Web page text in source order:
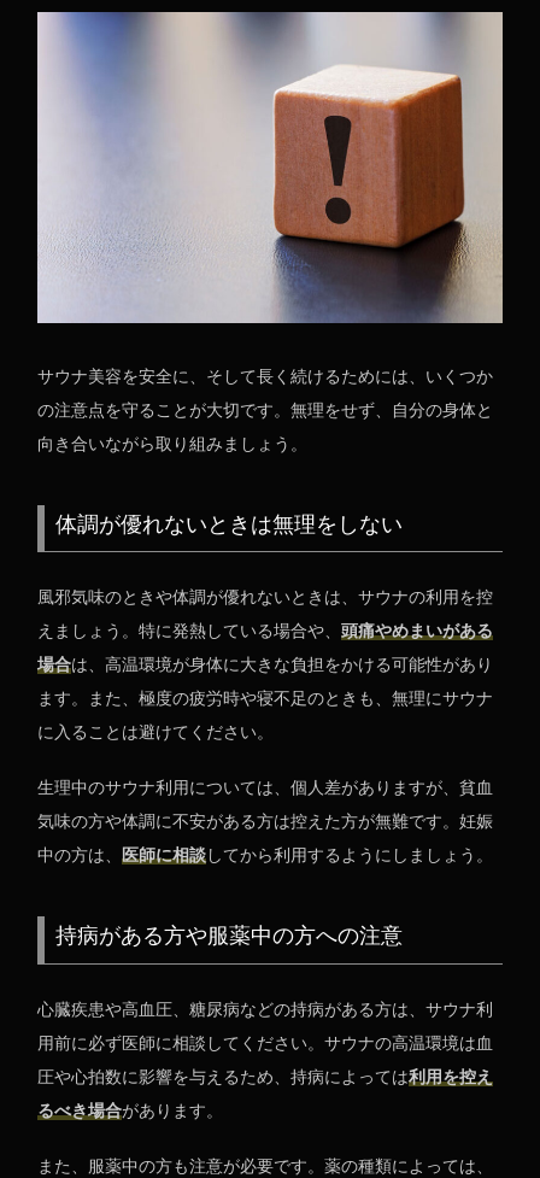
サウナ美容を安全に、そして長く続けるためには、いくつか
の注意点を守ることが大切です。無理をせず、自分の身体と
向き合いながら取り組みましょう。
体調が優れないときは無理をしない
風邪気味のときや体調が優れないときは、サウナの利用を控
えましょう。特に発熱している場合や、頭痛やめまいがある
場合は、高温環境が身体に大きな負担をかける可能性があり
ます。また、極度の疲労時や寝不足のときも、無理にサウナ
に入ることは避けてください。
生理中のサウナ利用については、個人差がありますが、貧血
気味の方や体調に不安がある方は控えた方が無難です。妊娠
中の方は、医師に相談 してから利用するようにしましょう。
持病がある方や服薬中の方への注意
心臓疾患や高血圧、糖尿病などの持病がある方は、サウナ利
用前に必ず医師に相談してください。サウナの高温環境は血
圧や心拍数に影響を与えるため、持病によっては利用を控え
るべき場合があります。
また、服薬中の方も注意が必要です。薬の種類によっては、